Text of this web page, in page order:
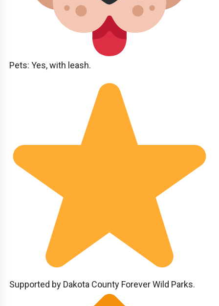
Pets: Yes, with leash.
Supported by Dakota County Forever Wild Parks.